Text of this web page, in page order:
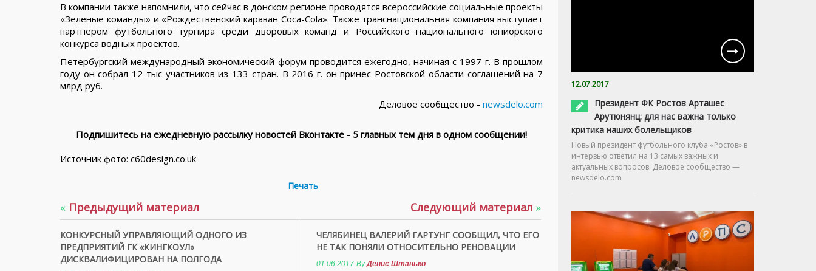
В компании также напомнили, что сейчас в донском регионе проводятся всероссийские социальные проекты
«Зеленые команды» и «Рождественский караван Coca-Cola». Также транснациональная компания выступает
партнером футбольного турнира среди дворовых команд и Российского национального юниорского
конкурса водных проектов.
Петербургский международный экономический форум проводится ежегодно, начиная с 1997 г. В прошлом
году он собрал 12 тыс участников из 133 стран. В 2016 г. он принес Ростовской области соглашений на 7
млрд руб.
Деловое сообщество - newsdelo.com
Подпишитесь на ежедневную рассылку новостей Вконтакте - 5 главных тем дня в одном сообщении!
Источник фото: c60design.co.uk
Печать
« Предыдущий материал
КОНКУРСНЫЙ УПРАВЛЯЮЩИЙ ОДНОГО ИЗ
ПРЕДПРИЯТИЙ ГК «КИНГКОУЛ»
ДИСКВАЛИФИЦИРОВАН НА ПОЛГОДА
Следующий материал »
ЧЕЛЯБИНЕЦ ВАЛЕРИЙ ГАРТУНГ СООБЩИЛ, ЧТО ЕГО
НЕ ТАК ПОНЯЛИ ОТНОСИТЕЛЬНО РЕНОВАЦИИ
01.06.2017 ByДенис Штанько
12.07.2017
Президент ФК Ростов Арташес
Арутюнянц: для нас важна только
критика наших болельщиков
Новый президент футбольного клуба «Ростов» в
интервью ответил на 13 самых важных и
актуальных вопросов. Деловое сообщество —
newsdelo.com